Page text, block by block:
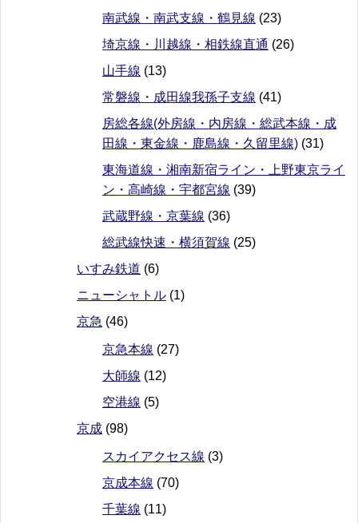
南武線・南武支線・鶴見線 (23)
埼京線・川越線・相鉄線直通 (26)
山手線 (13)
常磐線・成田線我孫子支線 (41)
房総各線(外房線・内房線・総武本線・成
田線・東金線・鹿島線・久留里線) (31)
東海道線・湘南新宿ライン・上野東京ライ
ン・高崎線・宇都宮線 (39)
武蔵野線・京葉線 (36)
総武線快速・横須賀線 (25)
いすみ鉄道 (6)
ニューシャトル (1)
京急 (46)
京急本線 (27)
大師線 (12)
空港線 (5)
京成 (98)
スカイアクセス線 (3)
京成本線 (70)
千葉線 (11)